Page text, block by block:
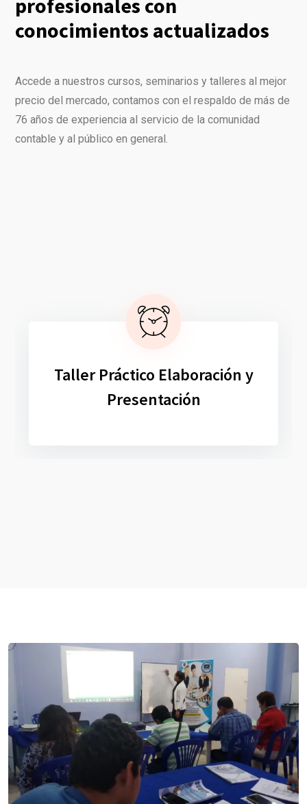
profesionales con
conocimientos actualizados
Accede a nuestros cursos, seminarios y talleres al mejor
precio del mercado, contamos con el respaldo de más de
76 años de experiencia al servicio de la comunidad
contable y al público en general.
Taller Práctico Elaboración y
Presentación